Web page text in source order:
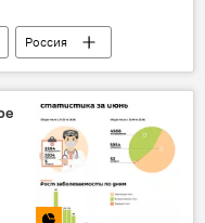
Россия